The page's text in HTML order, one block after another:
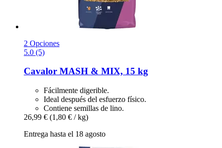
2 Opciones
5.0 (5)
Cavalor MASH & MIX, 15 kg
Fácilmente digerible.
Ideal después del esfuerzo físico.
Contiene semillas de lino.
26,99 € (1,80 € / kg)
Entrega hasta el 18 agosto